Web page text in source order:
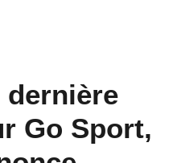
dernière
Go Sport,